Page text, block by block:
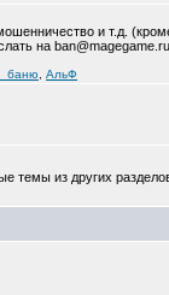
и т.д.
на
АльФ
темы из других